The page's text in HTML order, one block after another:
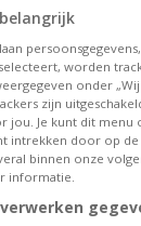
à Lanaken
worden
onder
zijn
jou. Je kunt dit
intrekken door op
binnen onze
informatie.